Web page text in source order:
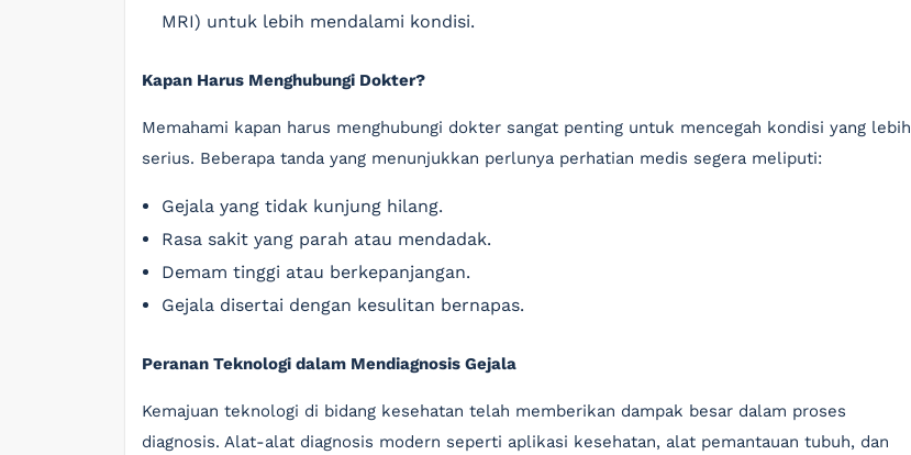
MRI) untuk lebih mendalami kondisi.
Kapan Harus Menghubungi Dokter?
Memahami kapan harus menghubungi dokter sangat penting untuk mencegah kondisi yang lebih
serius. Beberapa tanda yang menunjukkan perlunya perhatian medis segera meliputi:
Gejala yang tidak kunjung hilang.
Rasa sakit yang parah atau mendadak.
Demam tinggi atau berkepanjangan.
Gejala disertai dengan kesulitan bernapas.
Peranan Teknologi dalam Mendiagnosis Gejala
Kemajuan teknologi di bidang kesehatan telah memberikan dampak besar dalam proses
diagnosis. Alat-alat diagnosis modern seperti aplikasi kesehatan, alat pemantauan tubuh, dan